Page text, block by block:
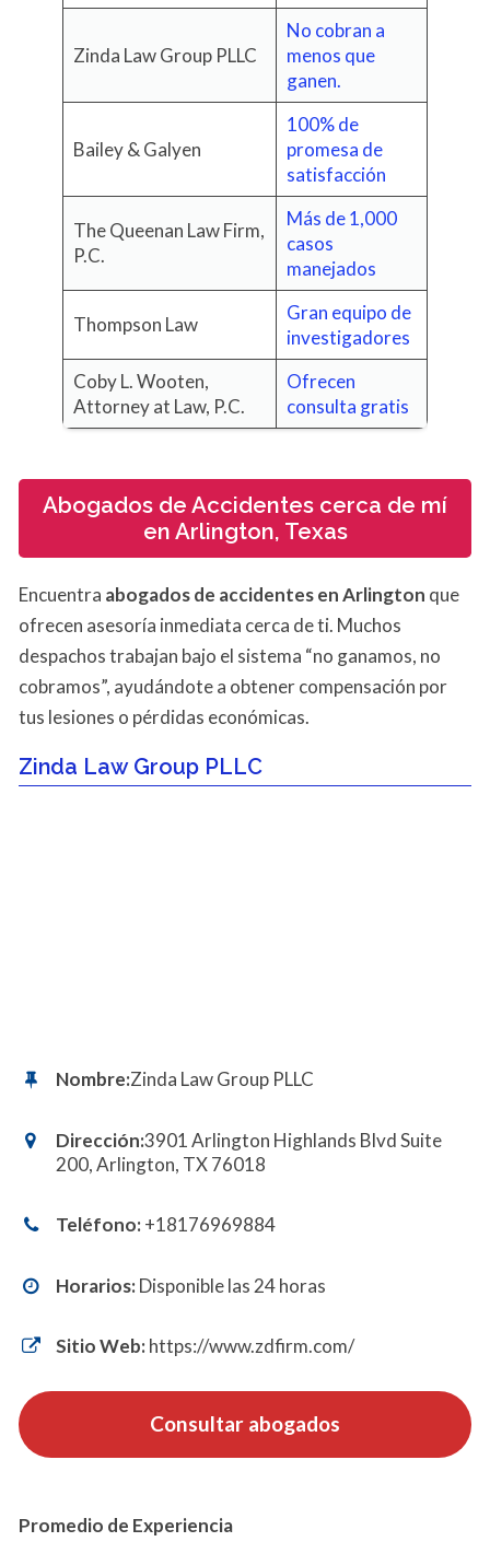
Zinda Law Group PLLC
No cobran a
menos que
ganen.
Bailey & Galyen
100% de
promesa de
satisfacción
The Queenan Law Firm,
P.C.
Más de 1,000
casos
manejados
Thompson Law
Gran equipo de
investigadores
Coby L. Wooten,
Attorney at Law, P.C.
Ofrecen
consulta gratis
Abogados de Accidentes cerca de mí
en Arlington, Texas
Encuentra abogados de accidentes en Arlington que
ofrecen asesoría inmediata cerca de ti. Muchos
despachos trabajan bajo el sistema “no ganamos, no
cobramos”, ayudándote a obtener compensación por
tus lesiones o pérdidas económicas.
Zinda Law Group PLLC
Nombre:Zinda Law Group PLLC
Dirección:3901 Arlington Highlands Blvd Suite
200, Arlington, TX 76018
Teléfono:+18176969884
Horarios:Disponible las 24 horas
Sitio Web:https://www.zdfirm.com/
Consultar abogados
Promedio de Experiencia